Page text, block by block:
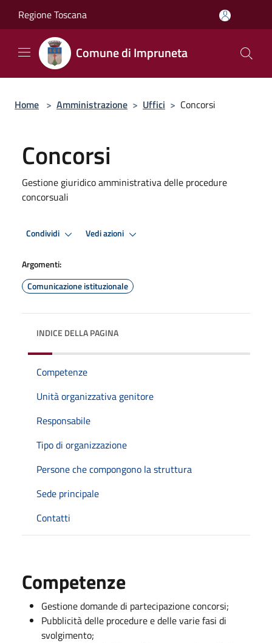
Regione Toscana
Comune di Impruneta
Home > Amministrazione > Uffici > Concorsi
Concorsi
Gestione giuridico amministrativa delle procedure
concorsuali
Condividi Vedi azioni
Argomenti:
Comunicazione istituzionale
INDICE DELLA PAGINA
Competenze
Unità organizzativa genitore
Responsabile
Tipo di organizzazione
Persone che compongono la struttura
Sede principale
Contatti
Competenze
Gestione domande di partecipazione concorsi;
Pubblicità delle procedure e delle varie fasi di
svolgimento;